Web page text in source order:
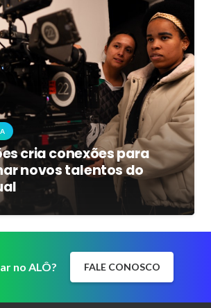
cria conexões para
novos talentos do
no ALÔ? FALE CONOSCO